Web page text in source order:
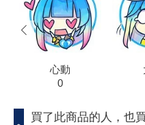
心動
0
prev
買了此商品的人，也